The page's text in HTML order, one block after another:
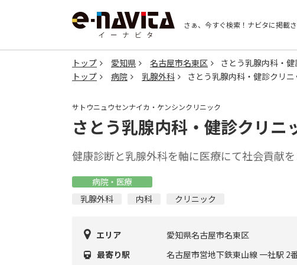
さぁ、今すぐ検索！ ナビタに掲載
トップ 愛知県 名古屋市名東区
さとう乳腺内科・
トップ
病院 乳腺外科 さとう乳腺内科・健診クリニ
サトウニュウセンナイカ・ケンシンクリニック
さとう乳腺内科・健診クリニ
健康診断と乳腺外科を軸に医療にて社会貢献
病院・医療
乳腺外科
内科 クリニック
エリア
愛知県名古屋市名東区
最寄り駅
名古屋市営地下鉄東山線 一社駅 2